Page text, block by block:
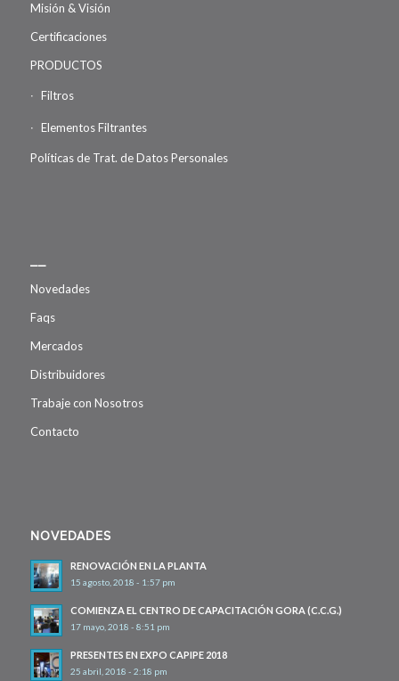
Misión & Visión
Certificaciones
PRODUCTOS
Filtros
Elementos Filtrantes
Políticas de Trat. de Datos Personales
__
Novedades
Faqs
Mercados
Distribuidores
Trabaje con Nosotros
Contacto
NOVEDADES
RENOVACIÓN EN LA PLANTA
15 agosto, 2018 - 1:57 pm
COMIENZA EL CENTRO DE CAPACITACIÓN GORA (C.C.G.)
17 mayo, 2018 - 8:51 pm
PRESENTES EN EXPO CAPIPE 2018
25 abril, 2018 - 2:18 pm